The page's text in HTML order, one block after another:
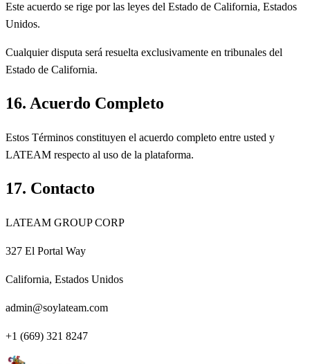
Este acuerdo se rige por las leyes del Estado de California, Estados
Unidos.
Cualquier disputa será resuelta exclusivamente en tribunales del
Estado de California.
16. Acuerdo Completo
Estos Términos constituyen el acuerdo completo entre usted y
LATEAM respecto al uso de la plataforma.
17. Contacto
LATEAM GROUP CORP
327 El Portal Way
California, Estados Unidos
admin@soylateam.com
+1 (669) 321 8247